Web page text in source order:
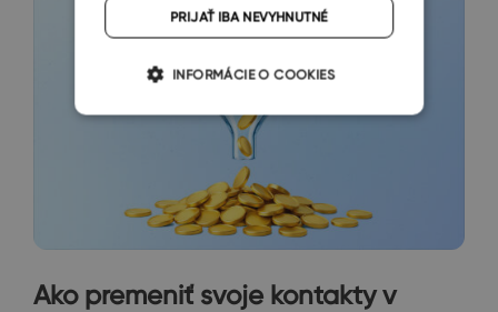
Ako premeniť svoje kontakty v
PRIJAŤ IBA NEVYHNUTNÉ
INFORMÁCIE O COOKIES